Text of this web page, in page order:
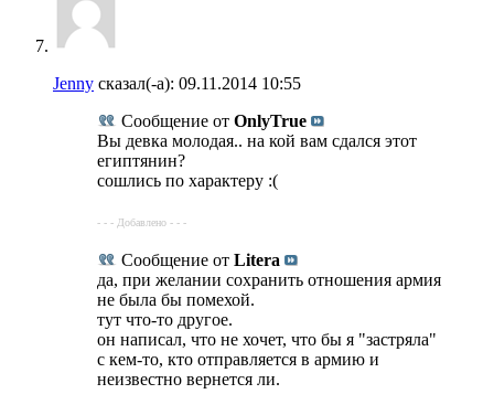
Jenny сказал(-а): 09.11.2014 10:55
Сообщение от OnlyTrue
Вы девка молодая.. на кой вам сдался этот
египтянин?
сошлись по характеру :(
- - - Добавлено - - -
Сообщение от Litera
да, при желании сохранить отношения армия
не была бы помехой.
тут что-то другое.
он написал, что не хочет, что бы я "застряла"
с кем-то, кто отправляется в армию и
неизвестно вернется ли.